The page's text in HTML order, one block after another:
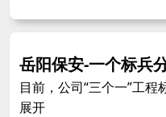
岳阳保安-一个标兵
目前，公司“三个一”工
展开